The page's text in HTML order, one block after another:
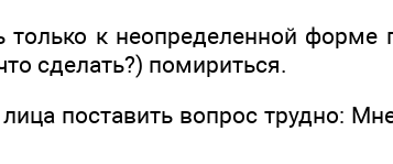
к неопределенной форме
сделать?) помириться.
поставить вопрос трудно: